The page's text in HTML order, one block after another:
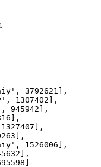
3792621],
1307402],
945942],
1526006],